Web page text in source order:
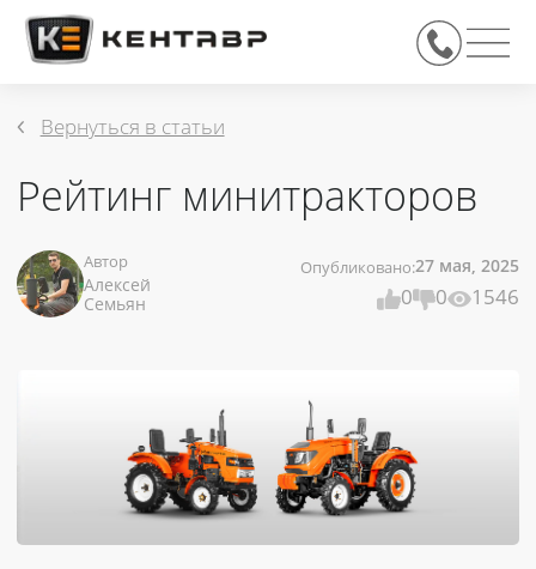
Вернуться в статьи
Рейтинг минитракторов
Автор
Алексей
Семьян
Опубликовано:27 мая, 2025
0 0 1546